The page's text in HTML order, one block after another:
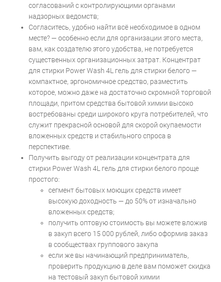
согласований с контролирующими органами
надзорных ведомств;
Согласитесь, удобно найти всё необходимое в одном
месте? — особенно если для организации этого места,
вам, как создателю этого удобства, не потребуется
существенных организационных затрат. Концентрат
для стирки Power Wash 4L гель для стирки белого —
компактное, эргономичное средство, разместить
которое, можно даже на достаточно скромной торговой
площади, притом средства бытовой химии высоко
востребованы среди широкого круга потребителей, что
служит прекрасной основой для скорой окупаемости
вложенных средств и стабильного спроса в
перспективе.
Получить выгоду от реализации концентрата для
стирки Power Wash 4L гель для стирки белого проще
простого:
сегмент бытовых моющих средств имеет
высокую доходность — до 50% от изначально
вложенных средств;
получить оптовую стоимость вы можете вложив
в закуп всего 15 000 рублей, либо оформив заказ
в сообществах группового закупа
если же вы начинающий предприниматель,
проверить продукцию в деле вам поможет скидка
на тестовый закуп бытовой химии